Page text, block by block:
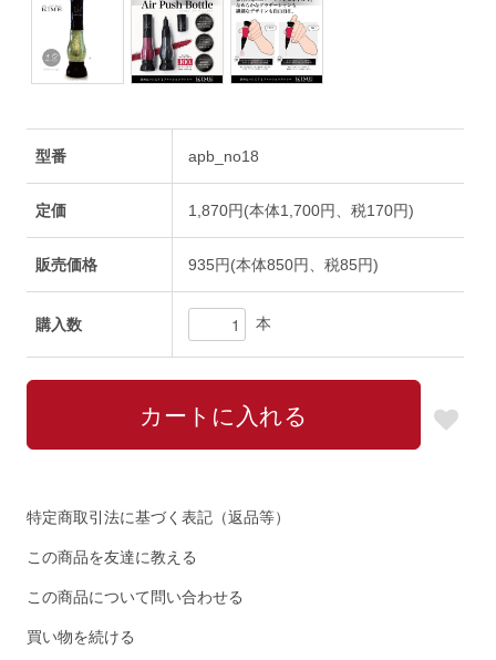
型番 apb_no18
定価 1,870円(本体1,700円、税170円)
販売価格 935円(本体850円、税85円)
購入数 本
特定商取引法に基づく表記（返品等）
この商品を友達に教える
この商品について問い合わせる
買い物を続ける